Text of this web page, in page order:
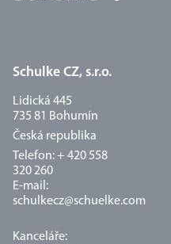
Schulke CZ, s.r.o.
Lidická 445
735 81 Bohumín
Česká republika
Telefon: + 420 558
320 260
E-mail:
schulkecz@schuelke.com
Kanceláře: